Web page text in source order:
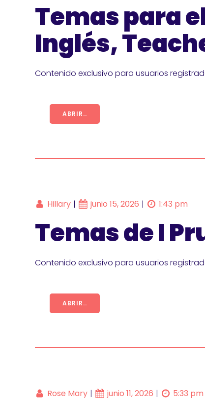
Temas para
Inglés,
Contenido exclusivo para usuarios
ABRIR..
Hillary | junio 15, 2026 | 1:43 pm
Temas de I
Contenido exclusivo para usuarios
ABRIR..
Rose Mary | junio 11, 2026 | 5:33 pm